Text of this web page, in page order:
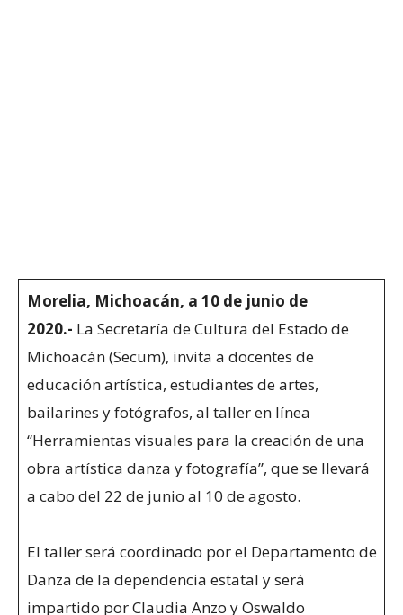
Morelia, Michoacán, a 10 de junio de
2020.- La Secretaría de Cultura del Estado de
Michoacán (Secum), invita a docentes de
educación artística, estudiantes de artes,
bailarines y fotógrafos, al taller en línea
“Herramientas visuales para la creación de una
obra artística danza y fotografía”, que se llevará
a cabo del 22 de junio al 10 de agosto.
El taller será coordinado por el Departamento de
Danza de la dependencia estatal y será
impartido por Claudia Anzo y Oswaldo